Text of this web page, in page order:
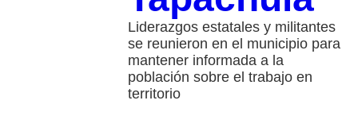
Liderazgos estatales y militantes
se reunieron en el municipio para
mantener informada a la
población sobre el trabajo en
territorio